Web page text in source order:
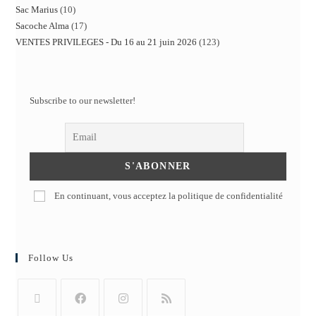
Sac Marius 10
Sacoche Alma 17
VENTES PRIVILEGES - Du 16 au 21 juin 2026 123
Subscribe to our newsletter!
En continuant, vous acceptez la politique de confidentialité
Follow Us